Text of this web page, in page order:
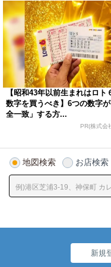
【昭和43年以前生まれはロト
数字を買うべき】6つの数字
全一致」する方...
PR(株式会
地図検索 お店検索
新規